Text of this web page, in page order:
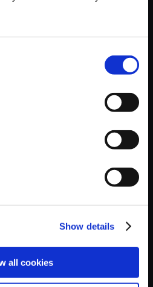
Show details
all cookies
2...
Collection 2...